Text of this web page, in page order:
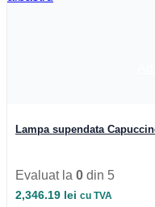
Profile LED
Accesorii profile
Profile scafa
Profile
Profile balustrada
Lampa supendata
Evaluat la 0 din 5
2,346.19 lei cu TVA